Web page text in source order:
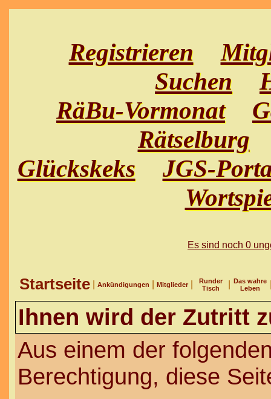
Registrieren
Suchen
RäBu-Vormonat
Rätselburg
Glückskeks
JGS-
Es sind noch 0
Startseite Ankündigungen Mitglieder
Runder
Tisch
Das wahre
Leben
Ihnen wird der Zutritt
Aus einem der
Berechtigung, diese